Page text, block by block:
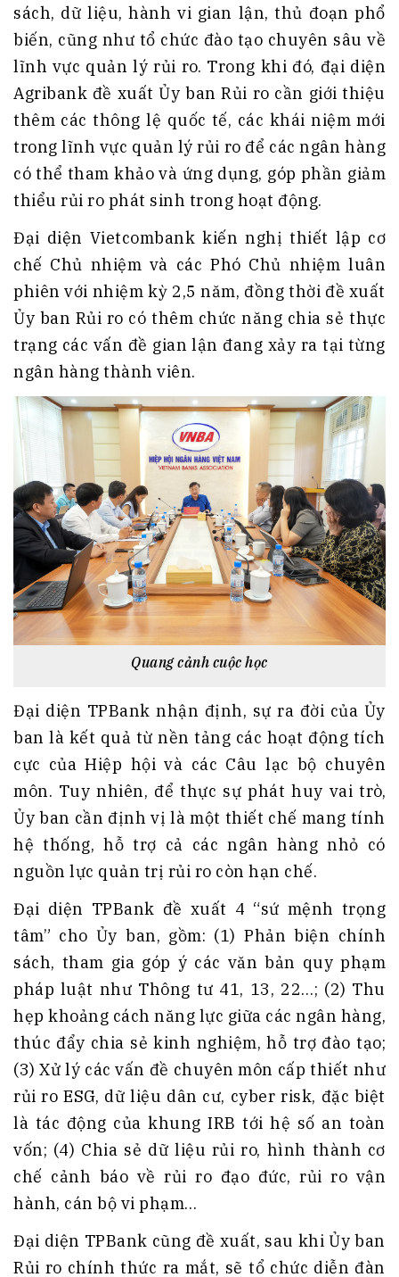
sách, dữ liệu, hành vi gian lận, thủ đoạn phổ
biến, cũng như tổ chức đào tạo chuyên sâu về
lĩnh vực quản lý rủi ro. Trong khi đó, đại diện
Agribank đề xuất Ủy ban Rủi ro cần giới thiệu
thêm các thông lệ quốc tế, các khái niệm mới
trong lĩnh vực quản lý rủi ro để các ngân hàng
có thể tham khảo và ứng dụng, góp phần giảm
thiểu rủi ro phát sinh trong hoạt động.
Đại diện Vietcombank kiến nghị thiết lập cơ
chế Chủ nhiệm và các Phó Chủ nhiệm luân
phiên với nhiệm kỳ 2,5 năm, đồng thời đề xuất
Ủy ban Rủi ro có thêm chức năng chia sẻ thực
trạng các vấn đề gian lận đang xảy ra tại từng
ngân hàng thành viên.
Quang cảnh cuộc học
Đại diện TPBank nhận định, sự ra đời của Ủy
ban là kết quả từ nền tảng các hoạt động tích
cực của Hiệp hội và các Câu lạc bộ chuyên
môn. Tuy nhiên, để thực sự phát huy vai trò,
Ủy ban cần định vị là một thiết chế mang tính
hệ thống, hỗ trợ cả các ngân hàng nhỏ có
nguồn lực quản trị rủi ro còn hạn chế.
Đại diện TPBank đề xuất 4 “sứ mệnh trọng
tâm” cho Ủy ban, gồm: (1) Phản biện chính
sách, tham gia góp ý các văn bản quy phạm
pháp luật như Thông tư 41, 13, 22…; (2) Thu
hẹp khoảng cách năng lực giữa các ngân hàng,
thúc đẩy chia sẻ kinh nghiệm, hỗ trợ đào tạo;
(3) Xử lý các vấn đề chuyên môn cấp thiết như
rủi ro ESG, dữ liệu dân cư, cyber risk, đặc biệt
là tác động của khung IRB tới hệ số an toàn
vốn; (4) Chia sẻ dữ liệu rủi ro, hình thành cơ
chế cảnh báo về rủi ro đạo đức, rủi ro vận
hành, cán bộ vi phạm…
Đại diện TPBank cũng đề xuất, sau khi Ủy ban
Rủi ro chính thức ra mắt, sẽ tổ chức diễn đàn